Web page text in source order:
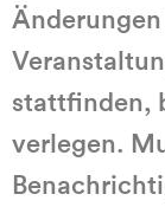
stattfinden,
verlegen.